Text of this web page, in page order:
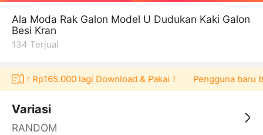
Ala Moda Rak Galon Model U Dudukan Kaki Galon
Besi Kran
134 Terjual
Rp165.000 lagi Download & Pakai！ Pengguna baru
Variasi
RANDOM